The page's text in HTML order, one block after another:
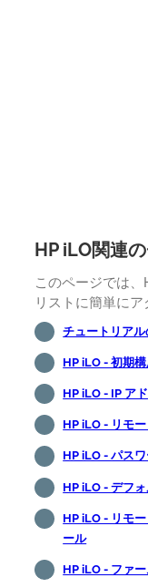
HP iLO関連
このページでは
リストに簡単にア
チュートリアル
HP iLO - 初期
HP iLO - IP ア
HP iLO - リモ
HP iLO - パス
HP iLO - デフ
HP iLO - リモ
ール
HP iLO - ファ